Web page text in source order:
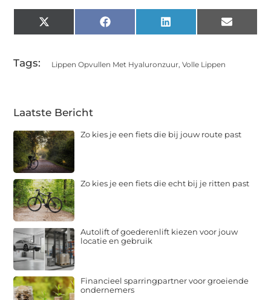
X
(Twitter)
Facebook LinkedIn Email
Tags: Lippen Opvullen Met Hyaluronzuur,Volle Lippen
Laatste Bericht
Zo kies je een fiets die bij jouw route past
Zo kies je een fiets die echt bij je ritten past
Autolift of goederenlift kiezen voor jouw
locatie en gebruik
Financieel sparringpartner voor groeiende
ondernemers